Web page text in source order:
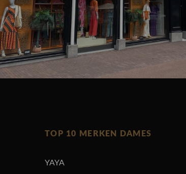
TOP 10 MERKEN DAMES
YAYA